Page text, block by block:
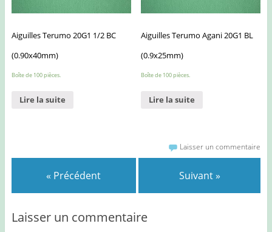
Aiguilles Terumo 20G1 1/2 BC
(0.90x40mm)
Boîte de 100 pièces.
Lire la suite
Aiguilles Terumo Agani 20G1 BL
(0.9x25mm)
Boîte de 100 pièces.
Lire la suite
Laisser un commentaire
« Précédent Suivant »
Laisser un commentaire